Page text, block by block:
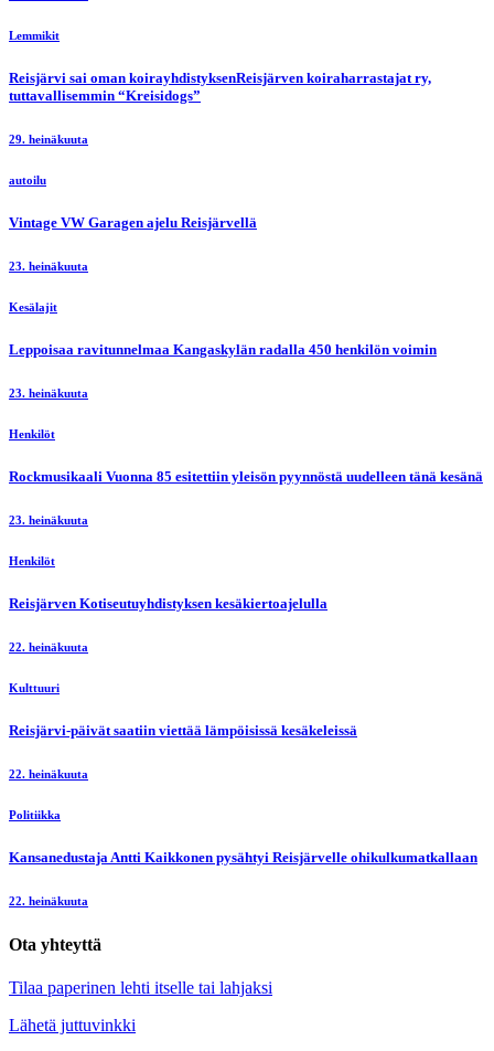
Lemmikit
Reisjärvi sai oman koirayhdistyksenReisjärven koiraharrastajat ry,
tuttavallisemmin “Kreisidogs”
29. heinäkuuta
autoilu
Vintage VW Garagen ajelu Reisjärvellä
23. heinäkuuta
Kesälajit
Leppoisaa ravitunnelmaa Kangaskylän radalla 450 henkilön voimin
23. heinäkuuta
Henkilöt
Rockmusikaali Vuonna 85 esitettiin yleisön pyynnöstä uudelleen tänä kesänä
23. heinäkuuta
Henkilöt
Reisjärven Kotiseutuyhdistyksen kesäkiertoajelulla
22. heinäkuuta
Kulttuuri
Reisjärvi-päivät saatiin viettää lämpöisissä kesäkeleissä
22. heinäkuuta
Politiikka
Kansanedustaja Antti Kaikkonen pysähtyi Reisjärvelle ohikulkumatkallaan
22. heinäkuuta
Ota yhteyttä
Tilaa paperinen lehti itselle tai lahjaksi
Lähetä juttuvinkki